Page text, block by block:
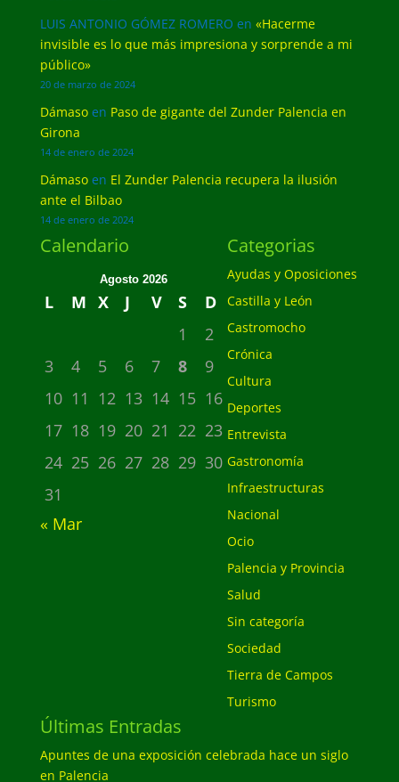
LUIS ANTONIO GÓMEZ ROMERO en «Hacerme
invisible es lo que más impresiona y sorprende a mi
público»
20 de marzo de 2024
Dámasoen Paso de gigante del Zunder Palencia en
Girona
14 de enero de 2024
Dámasoen El Zunder Palencia recupera la ilusión
ante el Bilbao
14 de enero de 2024
Calendario
Agosto 2026
L M X J V S
D
1
2
3
4 5 6 7 8
9
10 11 12 13 14 15 16
17 18 19 20 21 22 23
24 25 26 27 28 29 30
31
« Mar
Categorias
Ayudas y Oposiciones
Castilla y León
Castromocho
Crónica
Cultura
Deportes
Entrevista
Gastronomía
Infraestructuras
Nacional
Ocio
Palencia y Provincia
Salud
Sin categoría
Sociedad
Tierra de Campos
Turismo
Últimas Entradas
Apuntes de una exposición celebrada hace un siglo
en Palencia